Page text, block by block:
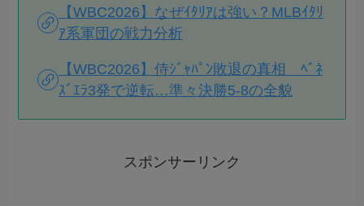
【WBC2026】なぜｲﾀﾘｱは強い？MLBｲﾀﾘ
ｱ系軍団の戦力分析
【WBC2026】侍ｼﾞｬﾊﾟﾝ敗退の真相 ﾍﾞﾈ
ｽﾞｴﾗ3発で逆転…準々決勝5-8の全貌
スポンサーリンク